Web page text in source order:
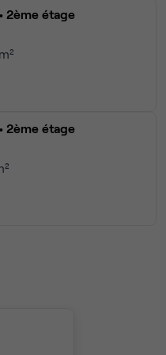
• 2ème étage
• 2ème étage